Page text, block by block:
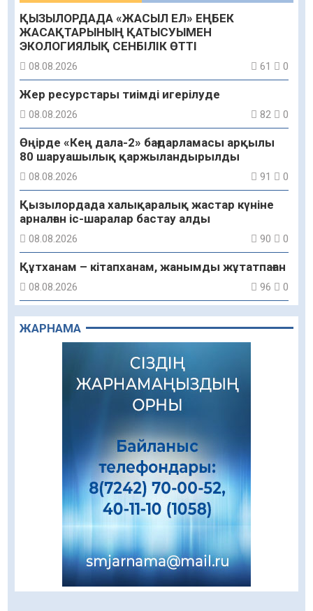
ҚЫЗЫЛОРДАДА «ЖАСЫЛ ЕЛ» ЕҢБЕК
ЖАСАҚТАРЫНЫҢ ҚАТЫСУЫМЕН
ЭКОЛОГИЯЛЫҚ СЕНБІЛІК ӨТТІ
08.08.2026 61 0
Жер ресурстары тиімді игерілуде
08.08.2026 82 0
Өңірде «Кең дала-2» бағдарламасы арқылы
80 шаруашылық қаржыландырылды
08.08.2026 91 0
Қызылордада халықаралық жастар күніне
арналған іс-шаралар бастау алды
08.08.2026 90 0
Құтханам – кітапханам, жанымды жұтатпаған
08.08.2026 96 0
Құрылыс қарқыны – қала дамуының айғағы
08.08.2026
Зәулім ғимараттарда туған жерді түлеткен
азаматтардың қолтаңбасы бар
Еңбегі ерлікпен тең мамандық
Даналықтың шырағданы, ой-сананың
шамшырағы
08.08.2026
Кенеге қарсы залалсыздандыру жұмыстары
жүргізілуде
07.08.2026
ЖАРНАМА